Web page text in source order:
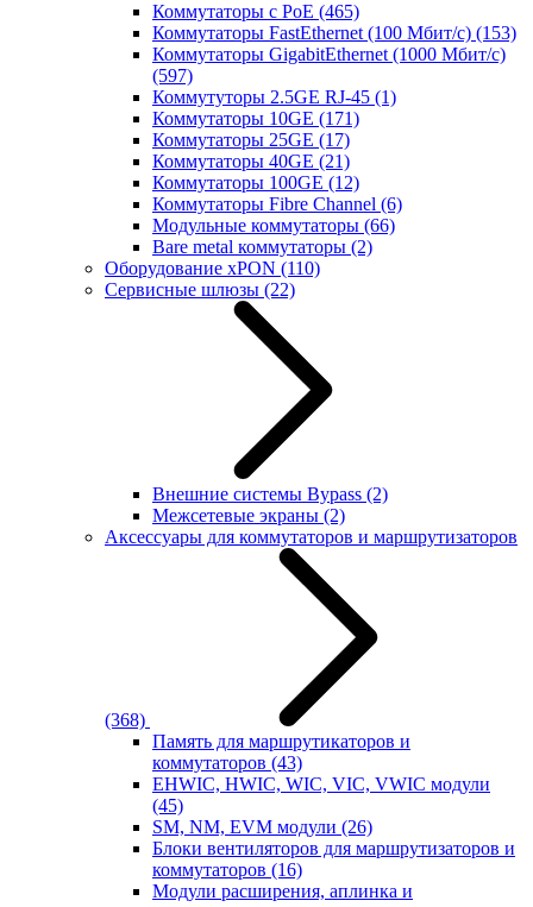
Коммутаторы с PoE (465)
Коммутаторы FastEthernet (100 Мбит/с) (153)
Коммутаторы GigabitEthernet (1000 Мбит/с)
(597)
Коммутуторы 2.5GE RJ-45 (1)
Коммутаторы 10GE (171)
Коммутаторы 25GE (17)
Коммутаторы 40GE (21)
Коммутаторы 100GE (12)
Коммутаторы Fibre Channel (6)
Модульные коммутаторы (66)
Bare metal коммутаторы (2)
Оборудование xPON (110)
Сервисные шлюзы (22)
Внешние системы Bypass (2)
Межсетевые экраны (2)
Аксессуары для коммутаторов и маршрутизаторов
(368)
Память для маршрутикаторов и
коммутаторов (43)
EHWIC, HWIC, WIC, VIC, VWIC модули
(45)
SM, NM, EVM модули (26)
Блоки вентиляторов для маршрутизаторов и
коммутаторов (16)
Модули расширения, аплинка и